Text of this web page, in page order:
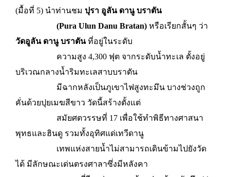
(มื้อที่ 5) นำท่านชม ปุรา อูลัน ดานู บราตัน
(Pura Ulun Danu Bratan) หรือเรียกสั้นๆ ว่า
วัดอูลัน ดานู บราตันที่อยู่ในระดับ
ความสูง 4,300 ฟุต จากระดับน้ำทะเล ตั้งอยู่
บริเวณกลางน้ำริมทะเลสาบบราตัน
มีฉากหลังเป็นภูเขาไฟสูงทะมึน บางช่วงถูก
คั่นด้วยปุยเมฆสีขาว วัดนี้สร้างตั้งแต่
สมัยศตวรรษที่ 17 เพื่อใช้ทำพิธีทางศาสนา
พุทธและฮินดู รวมทั้งอุทิศแด่เทวีดานู
เทพแห่งสายน้ำไม่สามารถเดินข้ามไปยังวัด
ได้ มีลักษณะเด่นตรงศาลาซึ่งมีหลังคา